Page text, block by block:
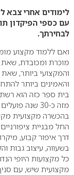
לימודים אחרי צבא
עם כספי הפיקדון
לבחירתך.
ואם ללמוד מקצוע
מוכרת ומכובדת,
והמקצועי ביותר,
והאמינים ביותר
בית ספר כזה הוא רשת
מזה כ-30 שנה פועלים כ-20 סניפי
בהכשרה מקצועית
החל מבניית
דרך איפור קבוע,
בשעווה, עיצוב גבות
כל מקצועות היופי
מקצועית שיש, עם